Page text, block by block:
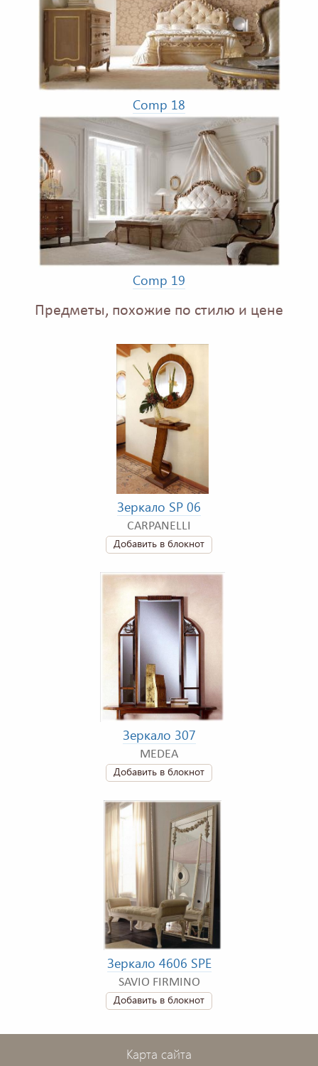
Comp 18
Comp 19
Предметы, похожие по стилю и цене
Зеркало SP 06
CARPANELLI
Добавить в блокнот
Зеркало 307
MEDEA
Добавить в блокнот
Зеркало 4606 SPE
SAVIO FIRMINO
Добавить в блокнот
Карта сайта